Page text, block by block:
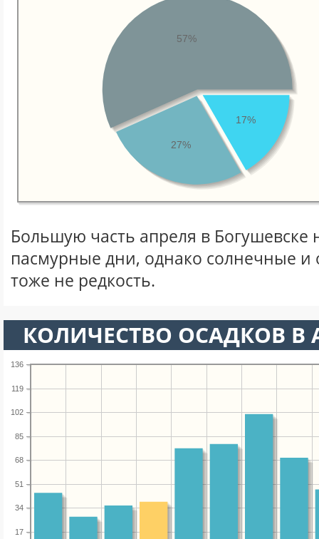
17%
27%
57%
Большую часть апреля в Богушевске
пасмурные дни, однако солнечные
тоже не редкость.
КОЛИЧЕСТВО ОСАДКОВ В
17
34
51
68
85
102
119
136